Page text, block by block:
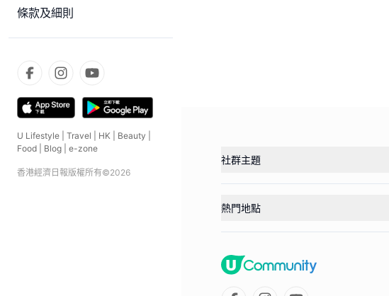
條款及細則
U Lifestyle Travel HK Beauty
Food
Blog e-zone
香港經濟日報版權所有©2026
社群主題
熱門地點